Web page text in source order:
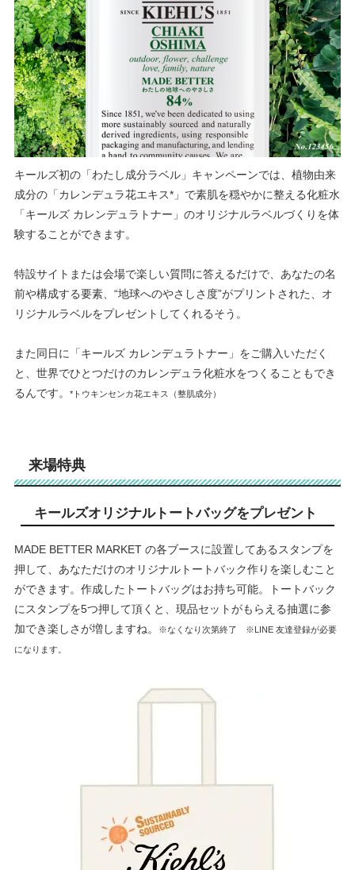
キールズ初の「わたし成分ラベル」キャンペーンでは、植物由来
成分の「カレンデュラ花エキス*」で素肌を穏やかに整える化粧⽔
「キールズ カレンデュラトナー」のオリジナルラベルづくりを体
験することができます。
特設サイトまたは会場で楽しい質問に答えるだけで、あなたの名
前や構成する要素、“地球へのやさしさ度”がプリントされた、オ
リジナルラベルをプレゼントしてくれるそう。
また同日に「キールズ カレンデュラトナー」をご購⼊いただく
と、世界でひとつだけのカレンデュラ化粧⽔をつくることもでき
るんです 。 *トウキンセンカ花エキス（整肌成分）
来場特典
キールズオリジナルトートバッグをプレゼント
MADE BETTER MARKET の各ブースに設置してあるスタンプを
押して、あなただけのオリジナルトートバック作りを楽しむこと
ができます。作成したトートバッグはお持ち可能。トートバック
にスタンプを5つ押して頂くと、現品セットがもらえる抽選に参
加でき楽しさが増しますね。
※なくなり次第終了 ※LINE 友達登録が必要
になります。